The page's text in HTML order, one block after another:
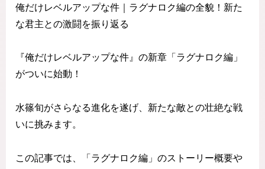
俺だけレベルアップな件｜ラグナロク編の全貌！新た
な君主との激闘を振り返る
『俺だけレベルアップな件』の新章「ラグナロク編」
がついに始動！
水篠旬がさらなる進化を遂げ、新たな敵との壮絶な戦
いに挑みます。
この記事では、「ラグナロク編」のストーリー概要や